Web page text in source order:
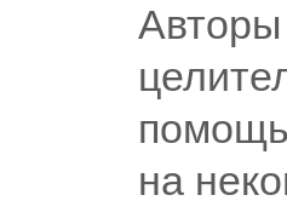
Авторы
на